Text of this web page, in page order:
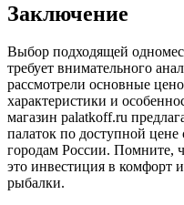
Заключение
Выбор подходящей
требует внимательного
рассмотрели основные
характеристики и
магазин palatkoff.ru
палаток по доступной
городам России. Помните,
это инвестиция в комфорт
рыбалки.